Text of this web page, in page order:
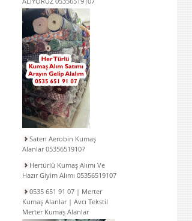
Saten Aerobin Kumaş
Alanlar 05356519107
Hertürlü Kumaş Alımı Ve
Hazır Giyim Alımı 05356519107
0535 651 91 07 | Merter
Kumaş Alanlar | Avcı Tekstil
Merter Kumaş Alanlar